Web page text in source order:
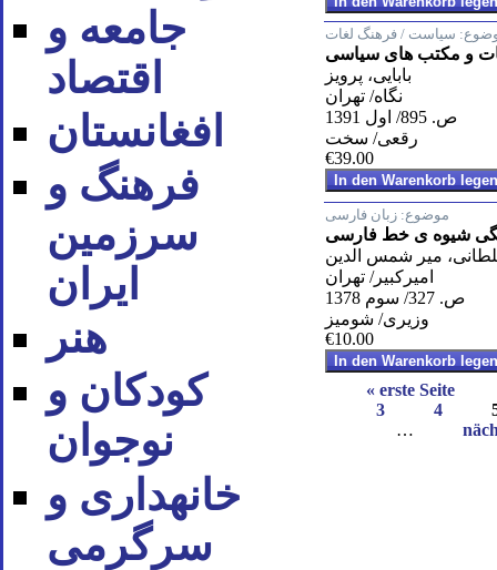
جامعه و
اقتصاد
افغانستان
فرهنگ و
سرزمین
ایران
هنر
کودکان و
نوجوان
خانه‪داری و
سرگرمی
سیاست / فرهنگ لغات
و مکتب های سیاسی
بابایی، پرویز
نگاه/ تهران
ص. 895/ اول 1391
رقعی/ سخت
€39.00
موضوع: زبان فارسی
شیوه ی خط فارسی
میر شمس الدین
امیرکبیر/ تهران
ص. 327/ سوم 1378
وزیری/ شومیز
€10.00
« erste Seite
3
4
…